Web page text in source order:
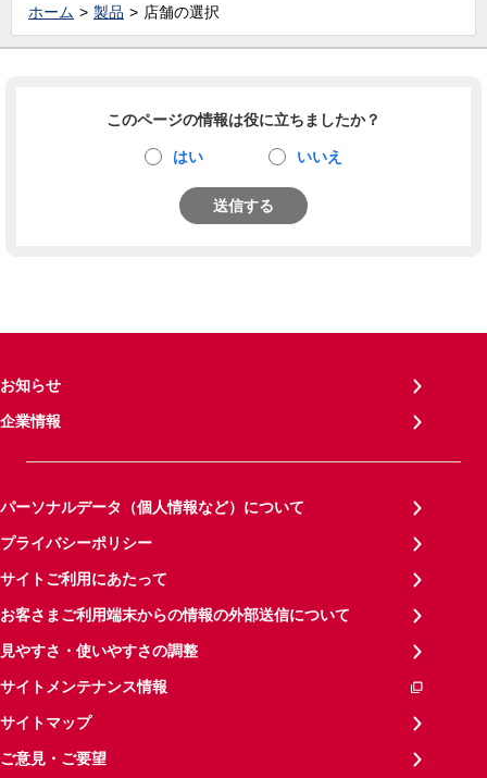
ホーム 製品 店舗の選択
このページの情報は役に立ちましたか？
はい いいえ
送信する
お知らせ
企業情報
パーソナルデータ（個人情報など）について
プライバシーポリシー
サイトご利用にあたって
お客さまご利用端末からの情報の外部送信について
見やすさ・使いやすさの調整
サイトメンテナンス情報
サイトマップ
ご意見・ご要望